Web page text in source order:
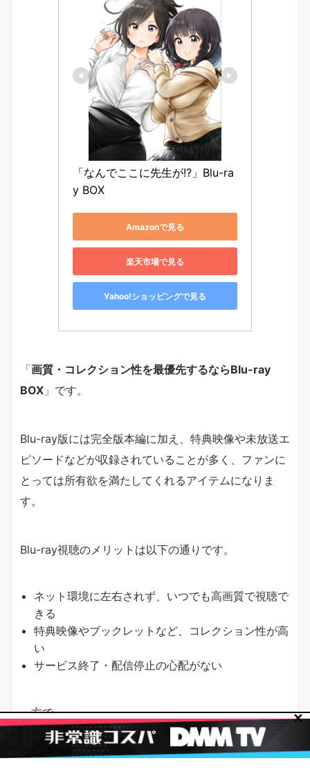
「なんでここに先生が!?」Blu-ra
y BOX
Amazonで見る
楽天市場で見る
Yahoo!ショッピングで見る
「画質・コレクション性を最優先するならBlu-ray
BOX 」です。
Blu-ray版には完全版本編に加え、特典映像や未放送エ
ピソードなどが収録されていることが多く、ファンに
とっては所有欲を満たしてくれるアイテムになりま
す。
Blu-ray視聴のメリットは以下の通りです。
ネット環境に左右されず、いつでも高画質で視聴で
きる
特典映像やブックレットなど、コレクション性が高
い
サービス終了・配信停止の心配がない
一方で、
初期費用がやや高めになりやすい
✕